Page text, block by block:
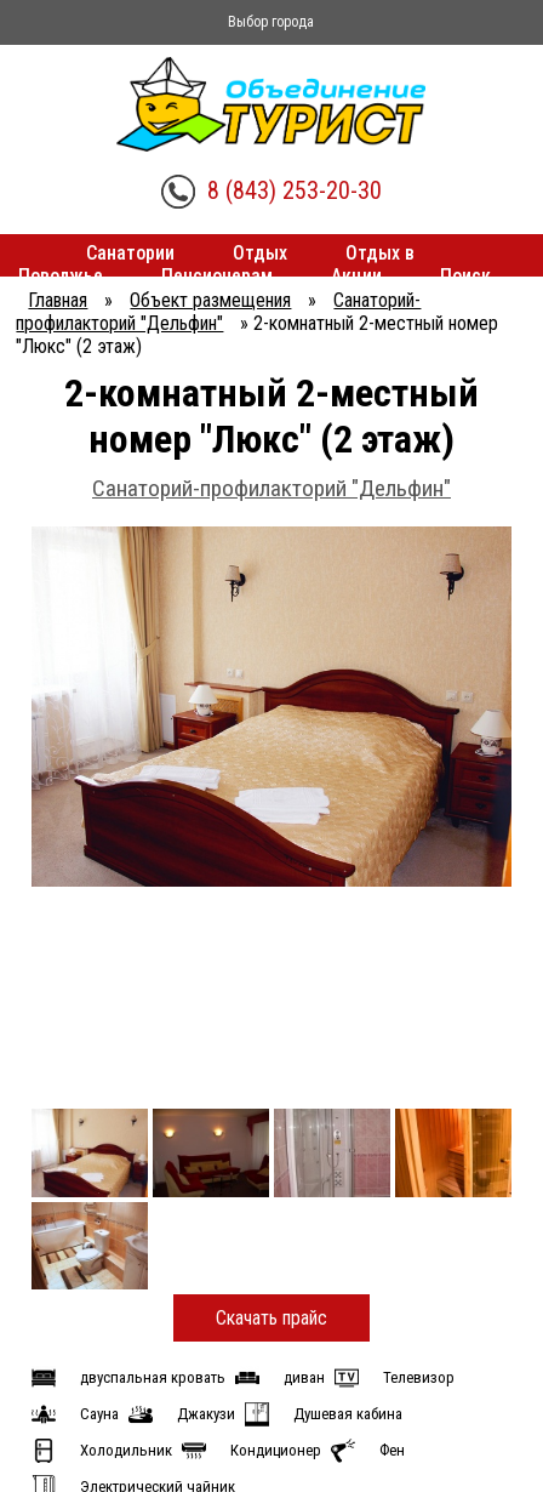
Выбор города
8 (843) 253-20-30
Санатории Отдых
Отдых в
Поволжье
Пенсионерам Акции
Поиск
туров
Трансферы
Главная » Объект размещения »
Санаторий-
профилакторий "Дельфин"
»2-комнатный 2-местный номер
"Люкс" (2 этаж)
2-комнатный 2-местный
номер "Люкс" (2 этаж)
Санаторий-профилакторий "Дельфин"
Скачать прайс
двуспальная кровать диван
Телевизор
Сауна
Джакузи
Душевая кабина
Холодильник
Кондиционер
Фен
Электрический чайник